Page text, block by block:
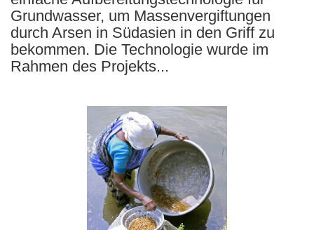
Grundwasser, um Massenvergiftungen
durch Arsen in Südasien in den Griff zu
bekommen. Die Technologie wurde im
Rahmen des Projekts...